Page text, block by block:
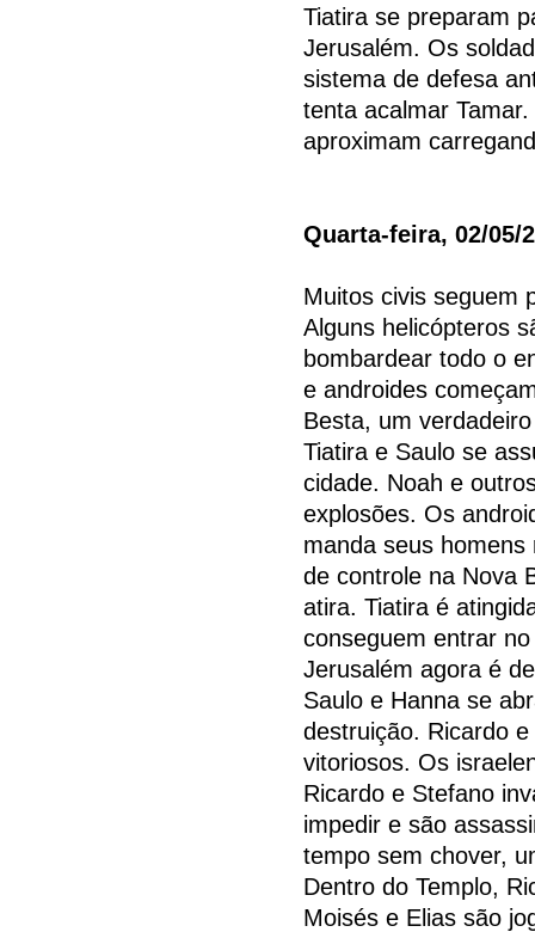
Tiatira se preparam
Jerusalém. Os
sistema de defesa
tenta acalmar
aproximam
Quarta-feira, 02/05/
Muitos civis seguem
Alguns helicópteros
bombardear todo o
e androides
Besta, um
Tiatira e Saulo se
cidade. Noah e
explosões. Os
manda seus
de controle na Nova
atira. Tiatira é
conseguem entrar
Jerusalém agora é
Saulo e Hanna se
destruição. Ricardo
vitoriosos. Os
Ricardo e Stefano
impedir e são
tempo sem chover,
Dentro do Templo,
Moisés e Elias são